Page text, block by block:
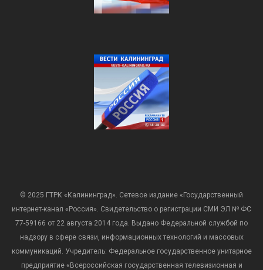
© 2025 ГТРК «Калининград». Сетевое издание «Государственный
интернет-канал «Россия». Свидетельство о регистрации СМИ ЭЛ № ФС
77-59166 от 22 августа 2014 года. Выдано Федеральной службой по
надзору в сфере связи, информационных технологий и массовых
коммуникаций. Учредитель: Федеральное государственное унитарное
предприятие «Всероссийская государственная телевизионная и